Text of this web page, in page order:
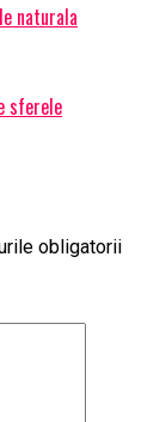
naturala
sferele
obligatorii